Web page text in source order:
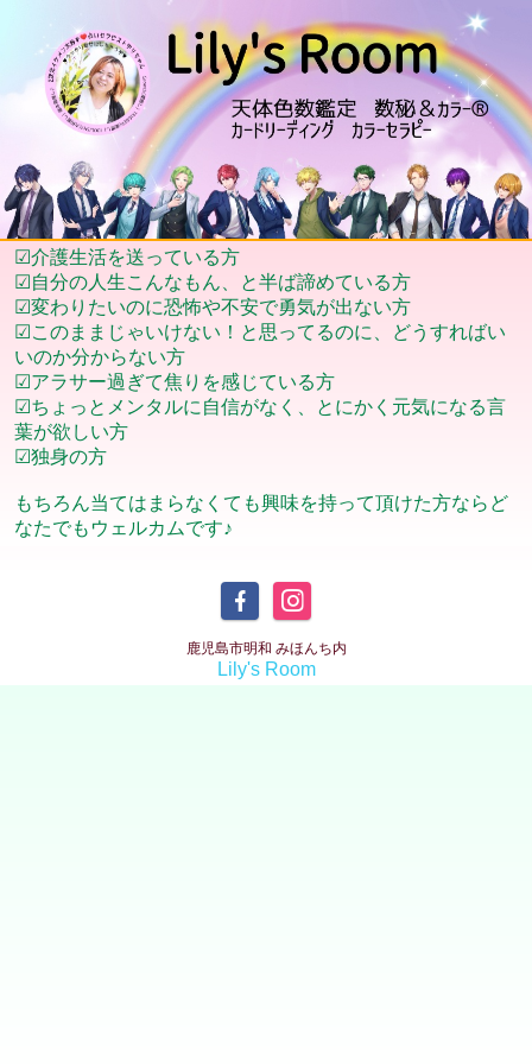
☑介護生活を送っている方
☑自分の人生こんなもん、と半ば諦めている方
☑変わりたいのに恐怖や不安で勇気が出ない方
☑このままじゃいけない！と思ってるのに、どうすればい
いのか分からない方
☑アラサー過ぎて焦りを感じている方
☑ちょっとメンタルに自信がなく、とにかく元気になる言
葉が欲しい方
☑独身の方
もちろん当てはまらなくても興味を持って頂けた方ならど
なたでもウェルカムです♪
鹿児島市明和 みほんち内
Lily's Room